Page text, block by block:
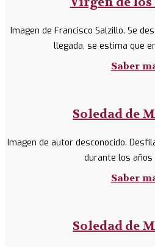
Imagen de Francisco Salzillo. Se
llegada, se estima que
Saber
Soledad de
Imagen de autor desconocido.
durante los años
Saber
Soledad de